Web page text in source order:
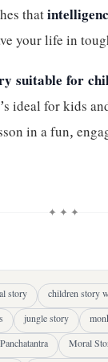
that
your life in
suitable for
ideal for kids
in a fun,
✦ ✦ ✦
story
children story
jungle story
Moral